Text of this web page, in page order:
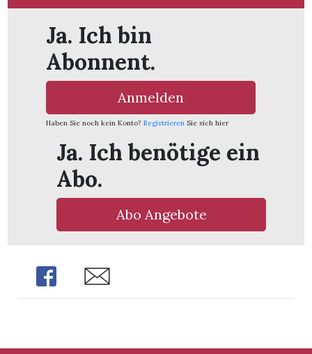
Ja. Ich bin
Abonnent.
Anmelden
Haben Sie noch kein Konto? Registrieren Sie sich hier
Ja. Ich benötige ein
Abo.
Abo Angebote
Share Share